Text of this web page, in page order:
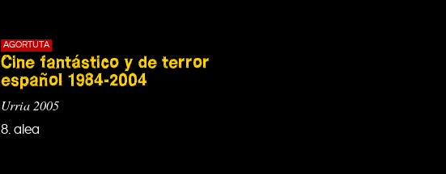
AGORTUTA
Cine fantástico y de terror
español 1984-2004
Urria 2005
8. alea